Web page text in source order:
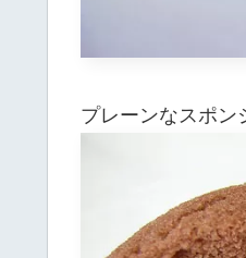
プレーンなスポン